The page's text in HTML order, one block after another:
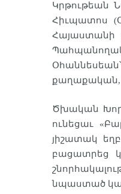
Կրթութեան
Հիւպատոս
Հայաստանի
քաղաքական,
Ծխական
ունեցաւ
յիշատակ
բացատրեց
նպաստած